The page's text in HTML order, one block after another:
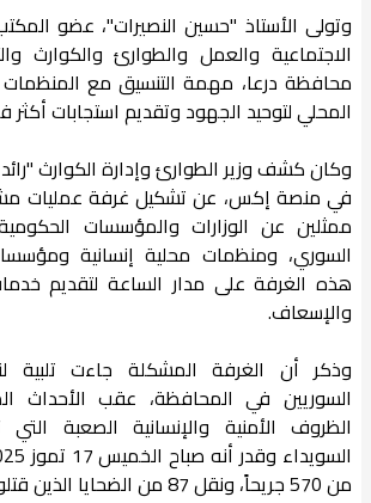
وتولى الأستاذ "حسين النصيرات"، عضو
الاجتماعية والعمل والطوارئ والكوارث
محافظة درعا، مهمة التنسيق مع المنظمات
المحلي لتوحيد الجهود وتقديم استجابات أكثر
وكان كشف وزير الطوارئ وإدارة الكوارث
في منصة إكس، عن تشكيل غرفة عمليات
ممثلين عن الوزارات والمؤسسات
السوري، ومنظمات محلية إنسانية
هذه الغرفة على مدار الساعة لتقديم
والإسعاف.
وذكر أن الغرفة المشكلة جاءت تلبية
السوريين في المحافظة، عقب
الظروف الأمنية والإنسانية الصعبة
من 570 جريحاً، ونقل 87 من الضحايا الذين قتلوا جراء التصعيد.